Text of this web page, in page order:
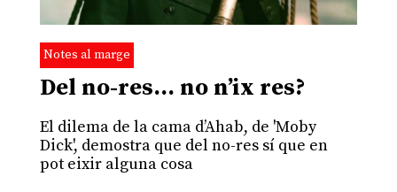
Notes al marge
Del no-res… no n’ix res?
El dilema de la cama d’Ahab, de 'Moby
Dick', demostra que del no-res sí que en
pot eixir alguna cosa